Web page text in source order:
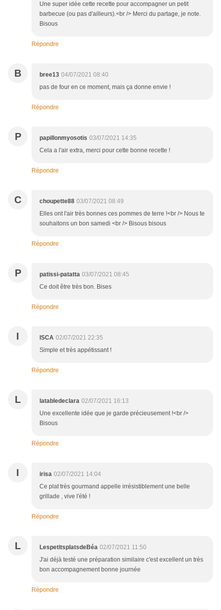
Une super idée cette recette pour accompagner un petit
barbecue (ou pas d'ailleurs).<br /> Merci du partage, je note.
Bisous
Répondre
B bree13 04/07/2021 08:40
pas de four en ce moment, mais ça donne envie !
Répondre
P papillonmyosotis 03/07/2021 14:35
Cela a l'air extra, merci pour cette bonne recette !
Répondre
C choupette88 03/07/2021 08:49
Elles ont l'air très bonnes ces pommes de terre !<br /> Nous te
souhaitons un bon samedi <br /> Bisous bisous
Répondre
P patissi-patatta 03/07/2021 08:45
Ce doit être très bon. Bises
Répondre
I ISCA 02/07/2021 22:35
Simple et très appétissant !
Répondre
L latabledeclara 02/07/2021 16:13
Une excellente idée que je garde précieusement !<br />
Bisous
Répondre
I irisa 02/07/2021 14:04
Ce plat très gourmand appelle irrésistiblement une belle
grillade , vive l'été !
Répondre
L LespetitsplatsdeBéa 02/07/2021 11:50
J'ai déjà testé une préparation similaire c'est excellent un très
bon accompagnement bonne journée
Répondre